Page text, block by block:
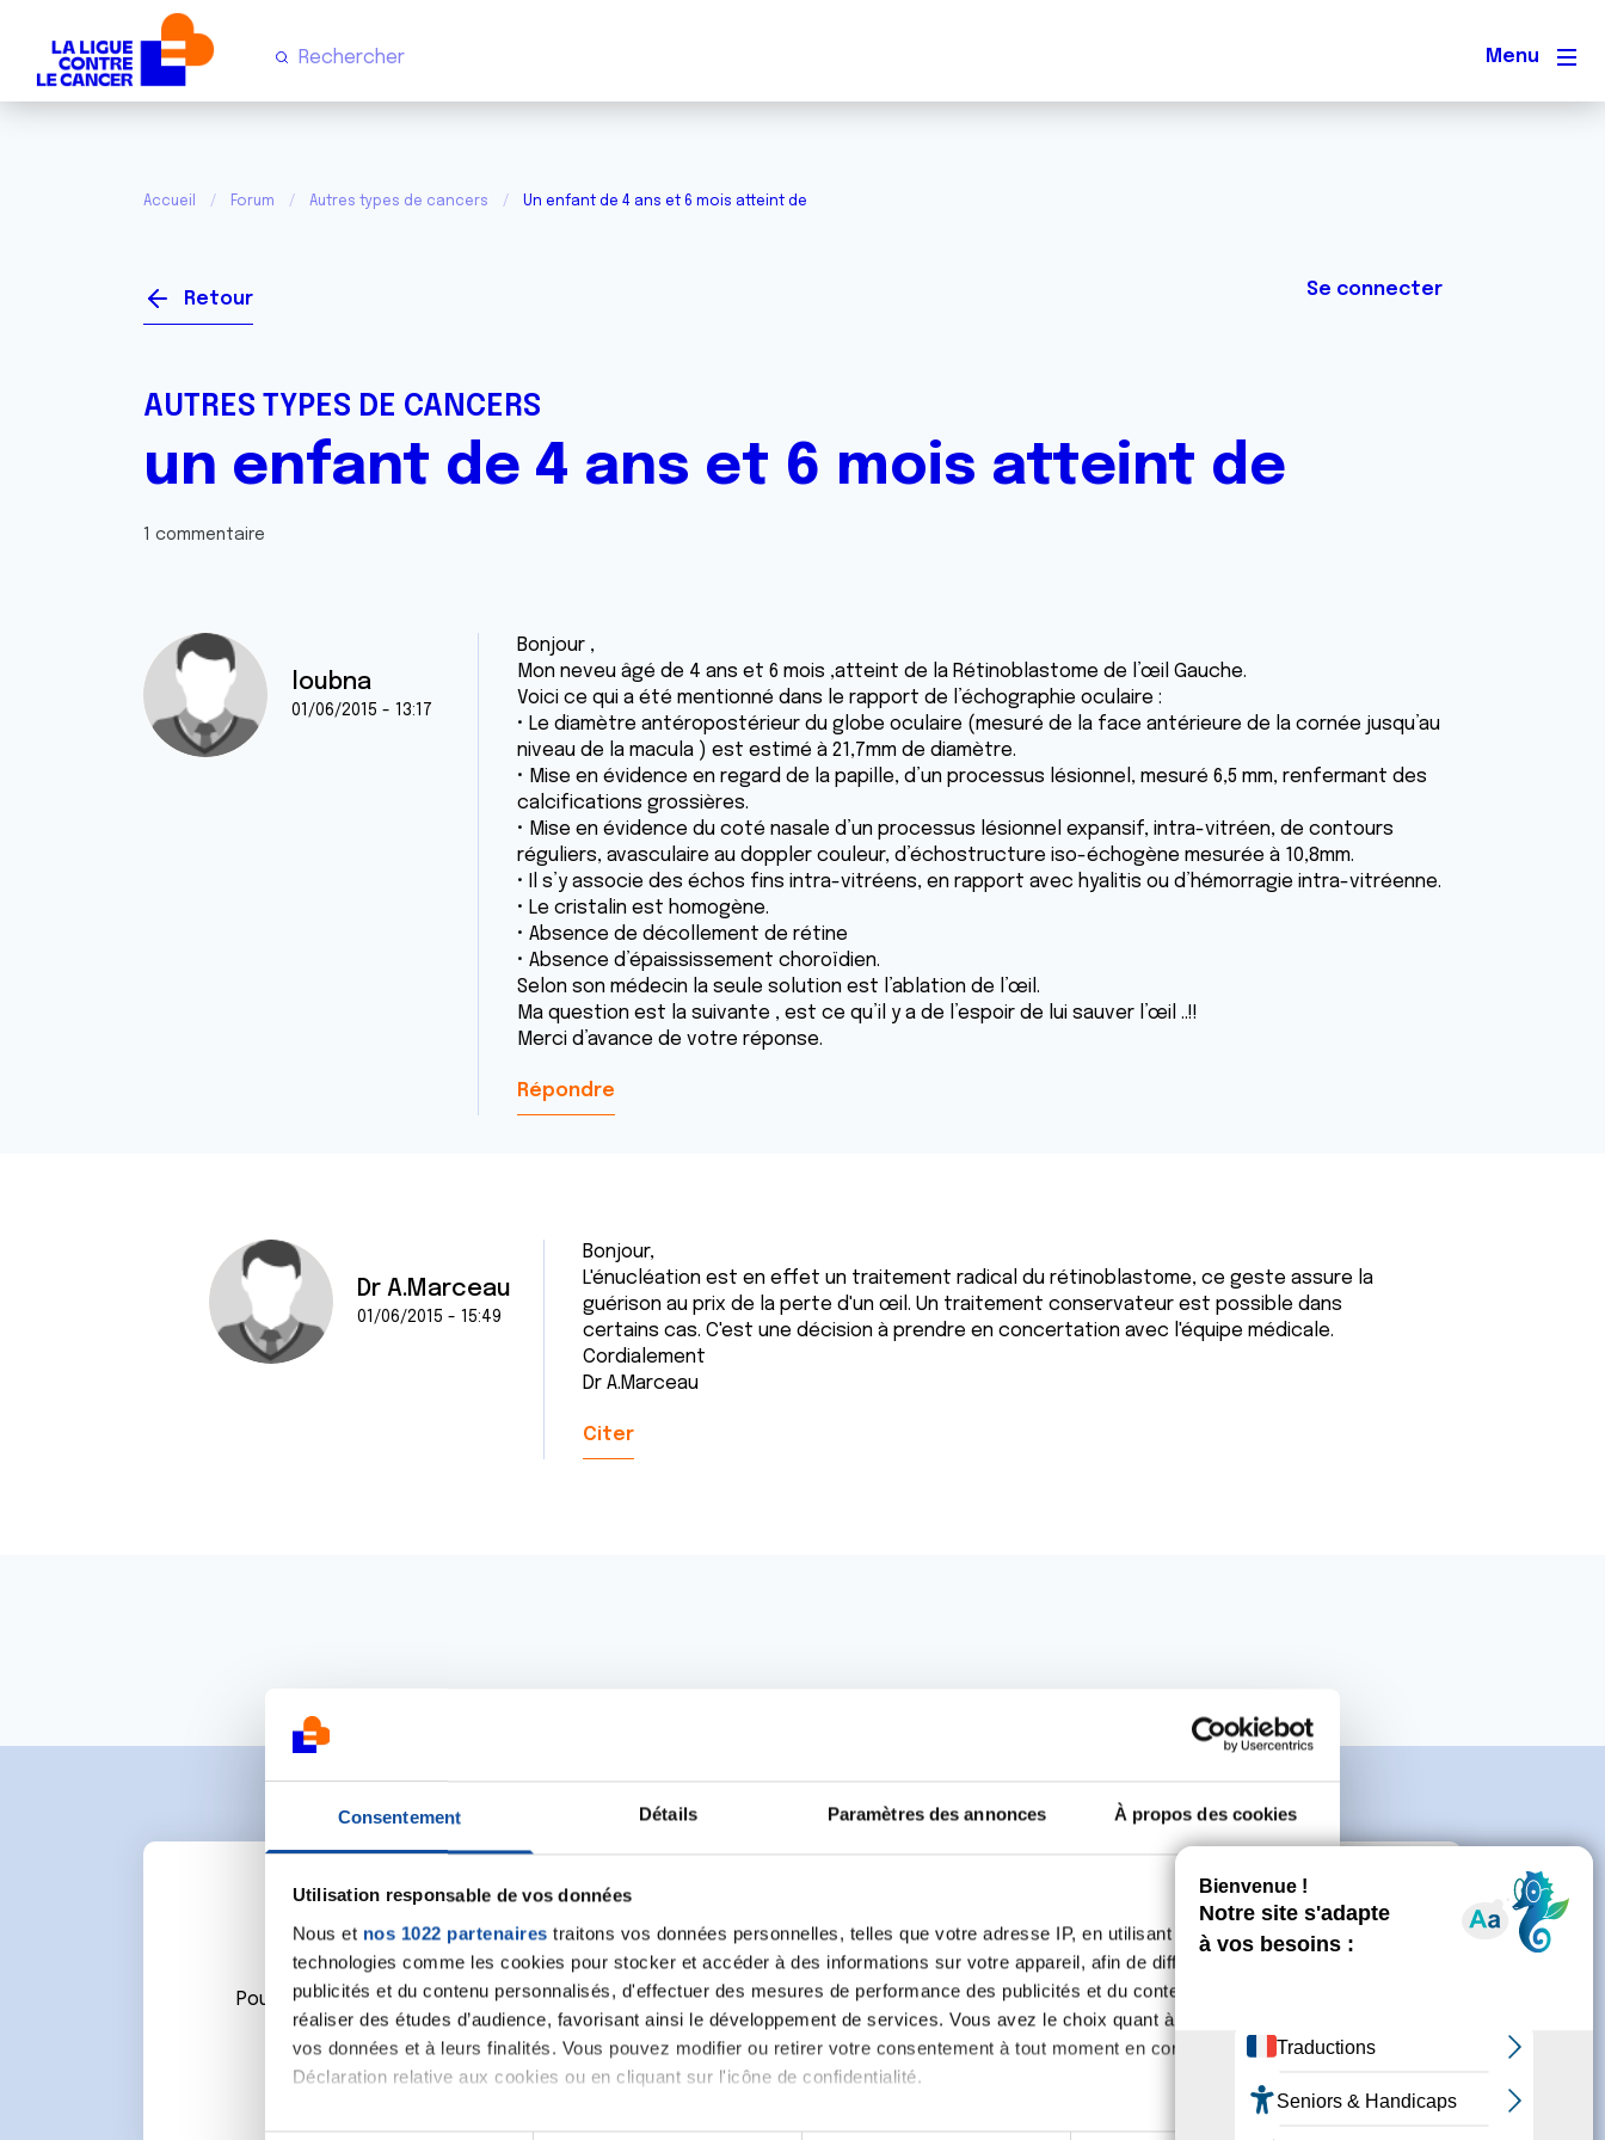
Consentement Détails Paramètres des annonces À propos des cookies
Utilisation responsable de vos données
Nous et nos 1022 partenaires traitons vos données personnelles, telles que votre adresse IP, en utilisant des
technologies comme les cookies pour stocker et accéder à des informations sur votre appareil, afin de diffuser des
publicités et du contenu personnalisés, d'effectuer des mesures de performance des publicités et du contenu, ainsi que de
réaliser des études d’audience, favorisant ainsi le développement de services. Vous avez le choix quant à l'utilisation de
vos données et à leurs finalités. Vous pouvez modifier ou retirer votre consentement à tout moment en consultant la
Déclaration relative aux cookies ou en cliquant sur l'icône de confidentialité.
Si vous le permettez, nous aimerions également :
Menu
Accueil Forum Autres types de cancers Un enfant de 4 ans et 6 mois atteint de
Retour Se connecter
AUTRES TYPES DE CANCERS
un enfant de 4 ans et 6 mois atteint de
1 commentaire
loubna
01/06/2015 - 13:17
Bonjour ,
Mon neveu âgé de 4 ans et 6 mois ,atteint de la Rétinoblastome de l’œil Gauche.
Voici ce qui a été mentionné dans le rapport de l’échographie oculaire :
• Le diamètre antéropostérieur du globe oculaire (mesuré de la face antérieure de la cornée jusqu’au
niveau de la macula ) est estimé à 21,7mm de diamètre.
• Mise en évidence en regard de la papille, d’un processus lésionnel, mesuré 6,5 mm, renfermant des
calcifications grossières.
• Mise en évidence du coté nasale d’un processus lésionnel expansif, intra-vitréen, de contours
réguliers, avasculaire au doppler couleur, d’échostructure iso-échogène mesurée à 10,8mm.
• Il s’y associe des échos fins intra-vitréens, en rapport avec hyalitis ou d’hémorragie intra-vitréenne.
• Le cristalin est homogène.
• Absence de décollement de rétine
• Absence d’épaississement choroïdien.
Selon son médecin la seule solution est l’ablation de l’œil.
Ma question est la suivante , est ce qu’il y a de l’espoir de lui sauver l’œil ..!!
Merci d’avance de votre réponse.
Répondre
Dr A.Marceau
01/06/2015 - 15:49
Bonjour,
L'énucléation est en effet un traitement radical du rétinoblastome, ce geste assure la
guérison au prix de la perte d'un œil. Un traitement conservateur est possible dans
certains cas. C'est une décision à prendre en concertation avec l'équipe médicale.
Cordialement
Dr A.Marceau
Citer
Ecrire un commentaire
Pour écrire un commentaire ou lancer une nouvelle discussion vous aurez besoin de vous connecter ou de créer un compte.
Se connecter Créer un nouveau compte